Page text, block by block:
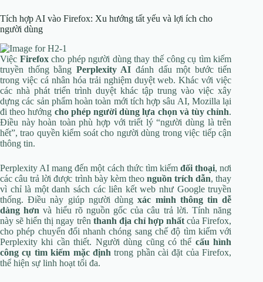
Tích hợp AI vào Firefox: Xu hướng tất yếu và lợi ích cho
người dùng
Việc Firefoxcho phép người dùng thay thế công cụ tìm kiếm
truyền thống bằng Perplexity AI đánh dấu một bước tiến
trong việc cá nhân hóa trải nghiệm duyệt web. Khác với việc
các nhà phát triển trình duyệt khác tập trung vào việc xây
dựng các sản phẩm hoàn toàn mới tích hợp sâu AI, Mozilla lại
đi theo hướng cho phép người dùng lựa chọn và tùy chỉnh.
Điều này hoàn toàn phù hợp với triết lý “người dùng là trên
hết”, trao quyền kiểm soát cho người dùng trong việc tiếp cận
thông tin.
Perplexity AI mang đến một cách thức tìm kiếmđối thoại, nơi
các câu trả lời được trình bày kèm theo nguồn trích dẫn, thay
vì chỉ là một danh sách các liên kết web như Google truyền
thống. Điều này giúp người dùngxác minh thông tin dễ
dàng hơn và hiểu rõ nguồn gốc của câu trả lời. Tính năng
này sẽ hiển thị ngay trên thanh địa chỉ hợp nhất của Firefox,
cho phép chuyển đổi nhanh chóng sang chế độ tìm kiếm với
Perplexity khi cần thiết. Người dùng cũng có thể cấu hình
công cụ tìm kiếm mặc định trong phần cài đặt của Firefox,
thể hiện sự linh hoạt tối đa.